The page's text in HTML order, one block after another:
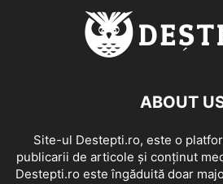
ABOUT
Site-ul Destepti.ro, este o
publicarii de articole și conținut
Destepti.ro este îngăduită doar